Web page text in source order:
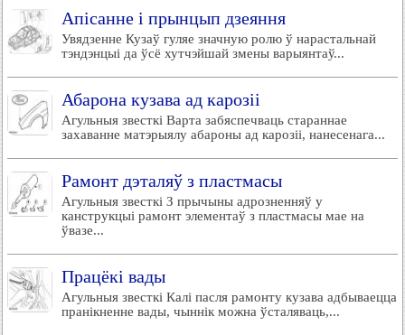
Апісанне і прынцып дзеяння
Увядзенне Кузаў гуляе значную ролю ў нарастальнай
тэндэнцыі да ўсё хутчэйшай змены варыянтаў...
Абарона кузава ад карозіі
Агульныя звесткі Варта забяспечваць стараннае
захаванне матэрыялу абароны ад карозіі, нанесенага...
Рамонт дэталяў з пластмасы
Агульныя звесткі З прычыны адрозненняў у
канструкцыі рамонт элементаў з пластмасы мае на
ўвазе...
Працёкі вады
Агульныя звесткі Калі пасля рамонту кузава адбываецца
пранікненне вады, чыннік можна ўсталяваць,...